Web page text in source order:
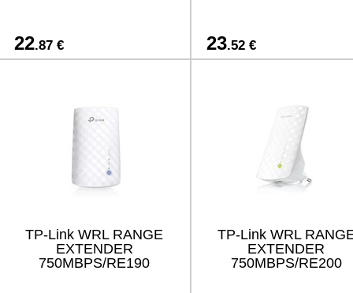
22.87 € 23.52 €
TP-Link WRL RANGE
EXTENDER
750MBPS/RE190
TP-Link WRL
EXTENDER
750MBPS/RE200